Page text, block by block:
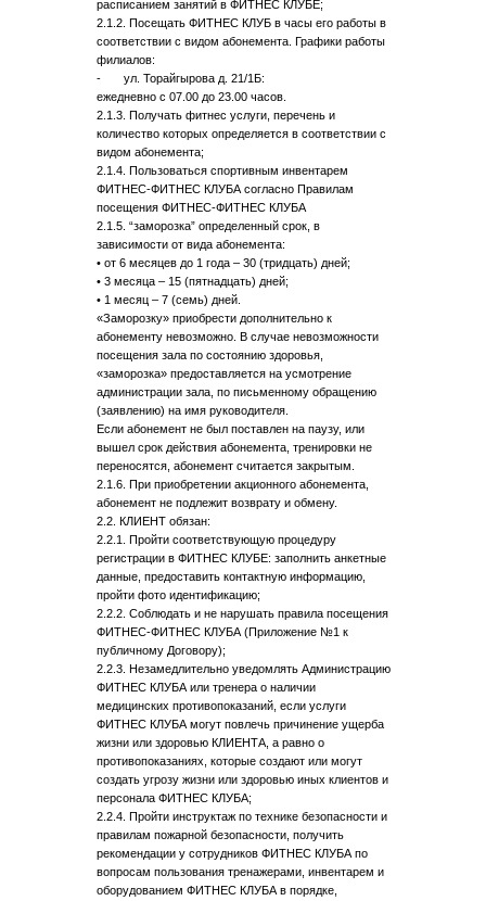
расписанием занятий в ФИТНЕС КЛУБЕ;
2.1.2. Посещать ФИТНЕС КЛУБ в часы его работы в
соответствии с видом абонемента. Графики работы
филиалов:
- ул. Торайгырова д. 21/1Б:
ежедневно с 07.00 до 23.00 часов.
2.1.3. Получать фитнес услуги, перечень и
количество которых определяется в соответствии с
видом абонемента;
2.1.4. Пользоваться спортивным инвентарем
ФИТНЕС-ФИТНЕС КЛУБА согласно Правилам
посещения ФИТНЕС-ФИТНЕС КЛУБА
2.1.5. “заморозка” определенный срок, в
зависимости от вида абонемента:
•⁠ ⁠от 6 месяцев до 1 года – 30 (тридцать) дней;
•⁠ ⁠3 месяца – 15 (пятнадцать) дней;
•⁠ ⁠1 месяц – 7 (семь) дней.
«Заморозку» приобрести дополнительно к
абонементу невозможно. В случае невозможности
посещения зала по состоянию здоровья,
«заморозка» предоставляется на усмотрение
администрации зала, по письменному обращению
(заявлению) на имя руководителя.
Если абонемент не был поставлен на паузу, или
вышел срок действия абонемента, тренировки не
переносятся, абонемент считается закрытым.
2.1.6. При приобретении акционного абонемента,
абонемент не подлежит возврату и обмену.
2.2. КЛИЕНТ обязан:
2.2.1. Пройти соответствующую процедуру
регистрации в ФИТНЕС КЛУБЕ: заполнить анкетные
данные, предоставить контактную информацию,
пройти фото идентификацию;
2.2.2. Соблюдать и не нарушать правила посещения
ФИТНЕС-ФИТНЕС КЛУБА (Приложение №1 к
публичному Договору);
2.2.3. Незамедлительно уведомлять Администрацию
ФИТНЕС КЛУБА или тренера о наличии
медицинских противопоказаний, если услуги
ФИТНЕС КЛУБА могут повлечь причинение ущерба
жизни или здоровью КЛИЕНТА, а равно о
противопоказаниях, которые создают или могут
создать угрозу жизни или здоровью иных клиентов и
персонала ФИТНЕС КЛУБА;
2.2.4. Пройти инструктаж по технике безопасности и
правилам пожарной безопасности, получить
рекомендации у сотрудников ФИТНЕС КЛУБА по
вопросам пользования тренажерами, инвентарем и
оборудованием ФИТНЕС КЛУБА в порядке,